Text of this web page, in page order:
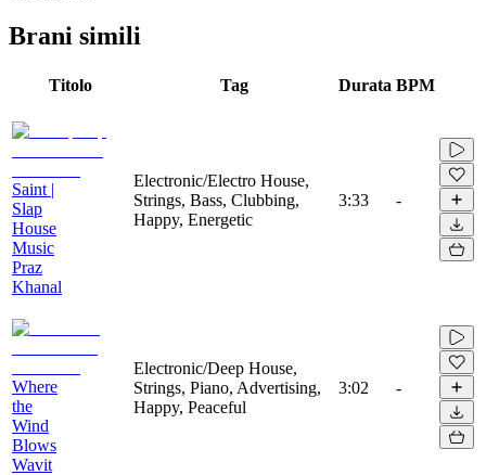
Brani simili
Titolo Tag Durata BPM
Saint |
Slap
House
Music
Praz
Khanal
Electronic/Electro House,
Strings, Bass, Clubbing,
Happy, Energetic
3:33 -
Where
the
Wind
Blows
Wavit
Electronic/Deep House,
Strings, Piano, Advertising,
Happy, Peaceful
3:02 -